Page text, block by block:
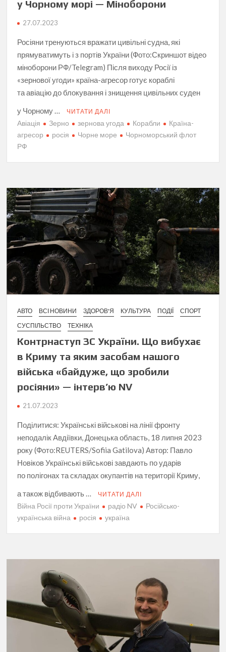
у Чорному морі — Міноборони
27.07.2023
Росіяни тренуються вражати цивільні судна, які
прямуватимуть і з портів України (Фото:Скриншот відео
міноборони РФ/Telegram) Після виходу Росії із
«зернової угоди» країна-агресор готує кораблі
та авіацію до блокування і знищення цивільних суден
у Чорному …
ЧИТАТИ ДАЛІ
Авіація Зерно зернова угода Корабли
Країна-
агресор
росія Чорне море
Чорноморський флот
РФ
АВТО ВСІ НОВИНИ ЗДОРОВ'Я КУЛЬТУРА ПОДІЇ
СПОРТ
СУСПІЛЬСТВО
ТЕХНІКА
Контрнаступ ЗС України. Що вибухає
в Криму та яким засобам нашого
війська «байдуже, що зробили
росіяни» — інтерв’ю NV
21.07.2023
Поділитися: Українські військові на лінії фронту
неподалік Авдіївки, Донецька область, 18 липня 2023
року (Фото:REUTERS/Sofiia Gatilova) Автор: Павло
Новіков Українські військові завдають по ударів
по полігонах та складах окупантів на території Криму,
а також відбивають …
ЧИТАТИ ДАЛІ
Війна Росії проти України радіо NV
Російсько-
українська війна
росія україна